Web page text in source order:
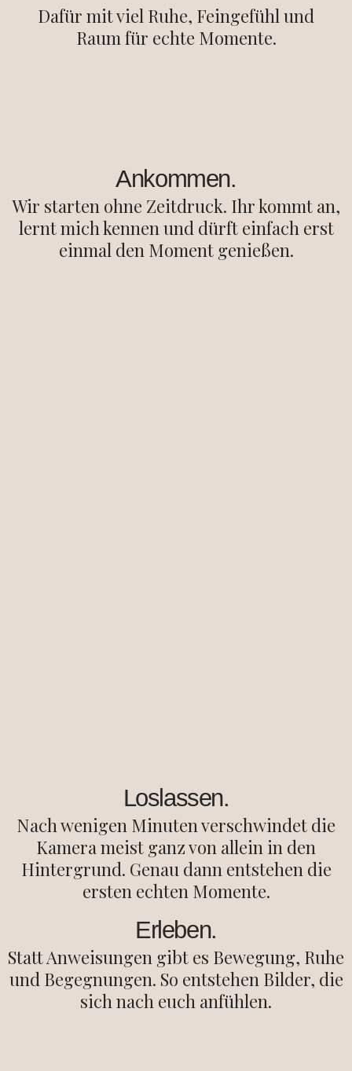
Dafür mit viel Ruhe, Feingefühl und
Raum für echte Momente.
Ankommen.
Wir starten ohne Zeitdruck. Ihr kommt an,
lernt mich kennen und dürft einfach erst
einmal den Moment genießen.
Loslassen.
Nach wenigen Minuten verschwindet die
Kamera meist ganz von allein in den
Hintergrund. Genau dann entstehen die
ersten echten Momente.
Erleben.
Statt Anweisungen gibt es Bewegung, Ruhe
und Begegnungen. So entstehen Bilder, die
sich nach euch anfühlen.